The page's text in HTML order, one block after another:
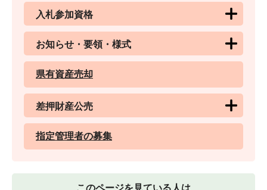
入札参加資格
お知らせ・要領・様式
県有資産売却
差押財産公売
指定管理者の募集
このページを見ている人は